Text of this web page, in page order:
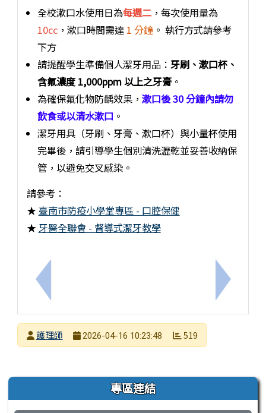
上一筆：衛武營國家藝術文化中心校園購票優惠暨百
全校漱口水使用日為每週二 ，每次使用量為
10cc ，漱口時間需達 1 分鐘 。 執行方式請參考
下方
請提醒學生準備個人潔牙用品：牙刷、漱口杯、
含氟濃度 1,000ppm 以上之牙膏 。
為確保氟化物防齲效果，漱口後 30 分鐘內請勿
飲食或以清水漱口 。
潔牙用具（牙刷、牙膏、漱口杯）與小量杯使用
完畢後，請引導學生個別清洗瀝乾並妥善收納保
管，以避免交叉感染。
請參考：
★臺南市防疫小學堂專區 - 口腔保健
★牙醫全聯會 - 督導式潔牙教學
下一筆：
發布者
護理師
2026-04-16 10:23:48 519
左邊區域內容 專區連結